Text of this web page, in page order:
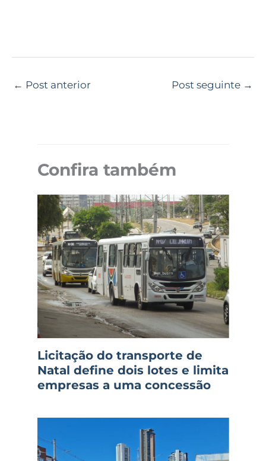
← Post anterior Post seguinte →
Confira também
Licitação do transporte de
Natal define dois lotes e limita
empresas a uma concessão